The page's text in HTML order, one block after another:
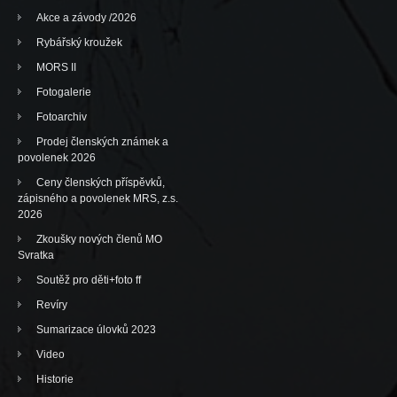
Akce a závody /2026
Rybářský kroužek
MORS II
Fotogalerie
Fotoarchiv
Prodej členských známek a
povolenek 2026
Ceny členských příspěvků,
zápisného a povolenek MRS, z.s.
2026
Zkoušky nových členů MO
Svratka
Soutěž pro děti+foto ff
Revíry
Sumarizace úlovků 2023
Video
Historie